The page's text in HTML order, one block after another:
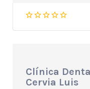
Clínica
Cervia Luis